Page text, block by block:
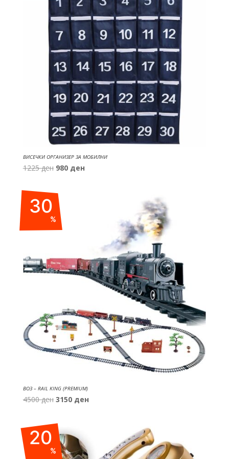
ВИСЕЧКИ ОРГАНИЗЕР ЗА МОБИЛНИ
1225ден Original
was:
1225 ден.
980 денCurrent
30
%
ВОЗ – RAIL KING (PREMIUM)
4500ден Original
was:
4500 ден.
3150 денCurrent
20
%